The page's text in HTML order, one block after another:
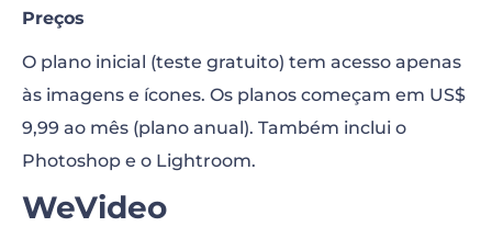
Preços
O plano inicial (teste gratuito) tem acesso apenas
às imagens e ícones. Os planos começam em US$
9,99 ao mês (plano anual). Também inclui o
Photoshop e o Lightroom.
WeVideo